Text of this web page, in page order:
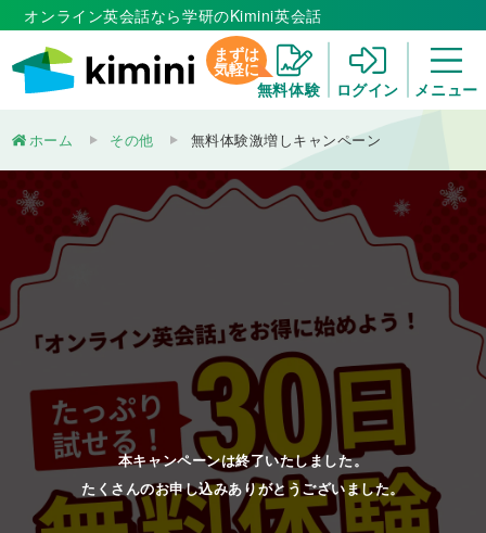
オンライン英会話なら学研のKimini英会話
まずは
気軽に
無料体験
ログイン メニュー
ホーム その他 無料体験激増しキャンペーン
本キャンペーンは終了いたしました。
たくさんのお申し込みありがとうございました。